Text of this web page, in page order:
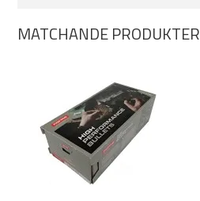
MATCHANDE PRODUKTER